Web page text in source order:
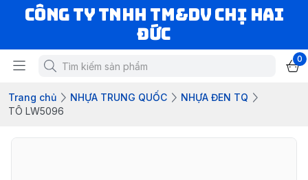
CÔNG TY TNHH TM&DV CHỊ HAI
ĐỨC
0
Trang chủ NHỰA TRUNG QUỐC
NHỰA ĐEN TQ
TÔ LW5096